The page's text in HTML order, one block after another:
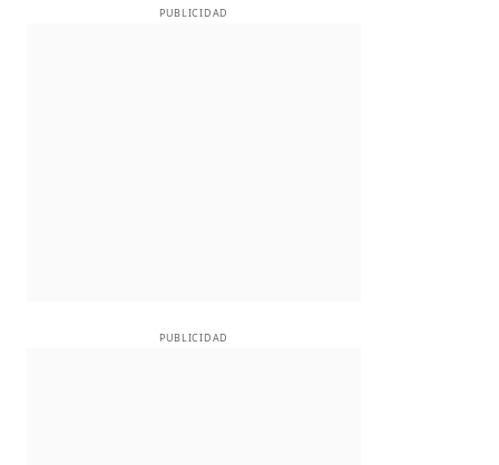
PUBLICIDAD
PUBLICIDAD